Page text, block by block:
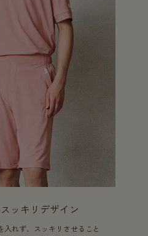
ッキリデザイン
入れず、スッキリさせること